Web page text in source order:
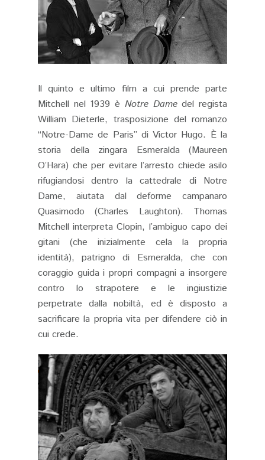
Il quinto e ultimo film a cui prende parte
Mitchell nel 1939 è Notre Damedel regista
William Dieterle, trasposizione del romanzo
“Notre-Dame de Paris” di Victor Hugo. È la
storia della zingara Esmeralda (Maureen
O’Hara) che per evitare l’arresto chiede asilo
rifugiandosi dentro la cattedrale di Notre
Dame, aiutata dal deforme campanaro
Quasimodo (Charles Laughton). Thomas
Mitchell interpreta Clopin, l’ambiguo capo dei
gitani (che inizialmente cela la propria
identità), patrigno di Esmeralda, che con
coraggio guida i propri compagni a insorgere
contro lo strapotere e le ingiustizie
perpetrate dalla nobiltà, ed è disposto a
sacrificare la propria vita per difendere ciò in
cui crede.